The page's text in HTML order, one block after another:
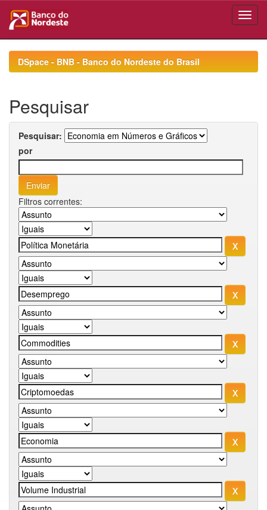
navigationDSpace - BNB - Banco do Nordeste do Brasil
Pesquisar
Pesquisar:
por
Filtros correntes: